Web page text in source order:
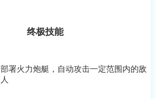
终极技能
部署火力炮艇，自动攻击一定范围内的敌
人